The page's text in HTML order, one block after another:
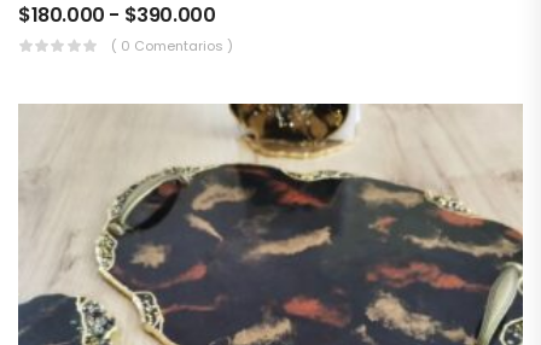
$180.000 - $390.000
( 0 Comentarios )